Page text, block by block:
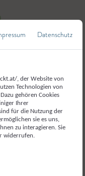
der
Datenschutz
, der Website von
Technologien von
gehören Cookies
Ihrer
für die Nutzung der
sie es uns,
zu interagieren. Sie
widerrufen.